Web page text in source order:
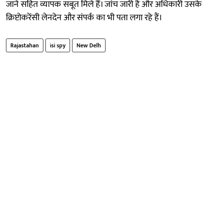
जाने सहित व्यापक सबूत मिले हैं। जांच जारी है और अधिकारी उसके
क्रिप्टोकरेंसी लेनदेन और संपर्क का भी पता लगा रहे हैं।
Rajastahan isi spy New Delh